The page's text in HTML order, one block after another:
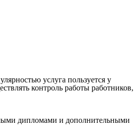
услуга пользуется у
контроль работы работников,
дипломами и дополнительными